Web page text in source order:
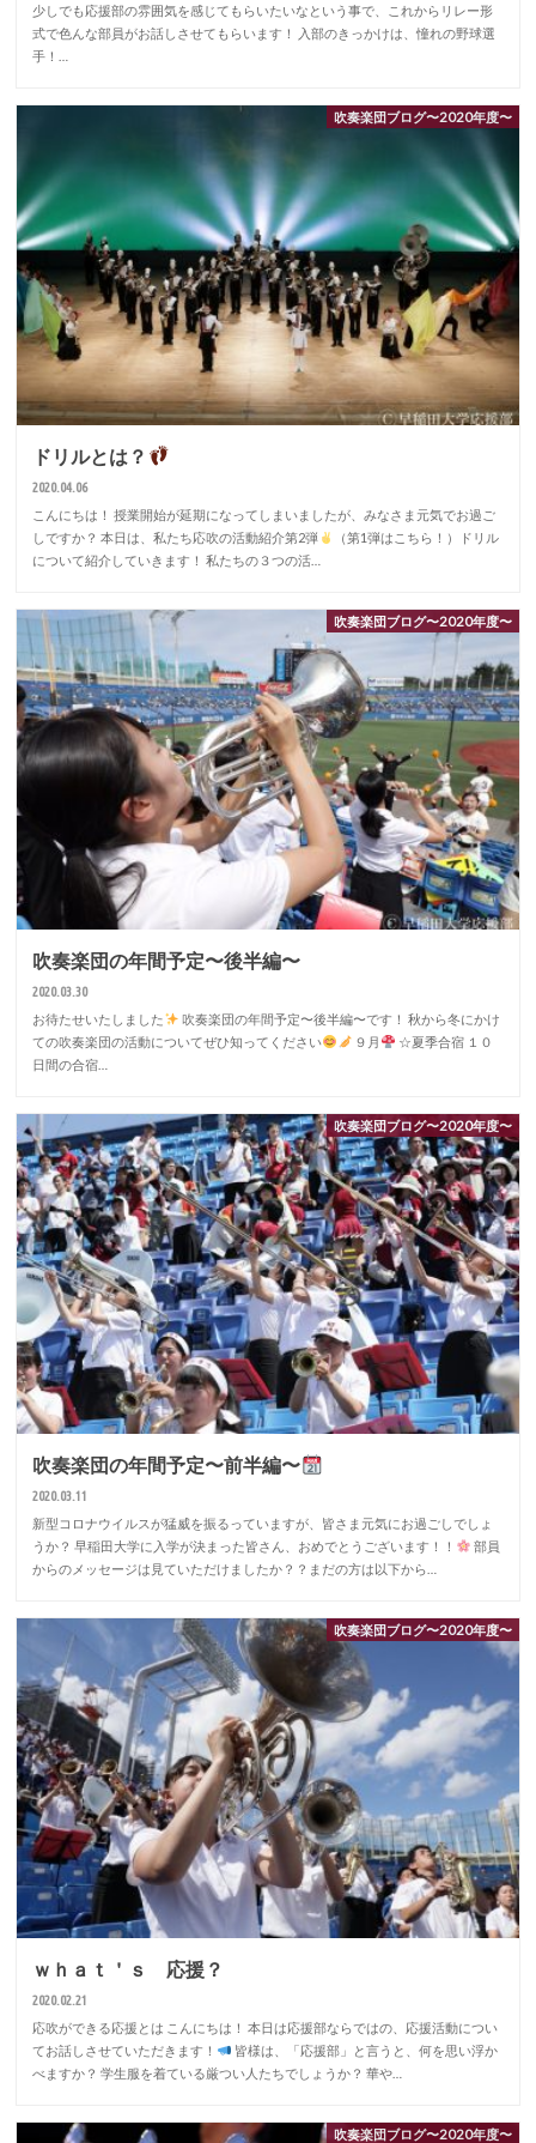
少しでも応援部の雰囲気を感じてもらいたいなという事で、これからリレー形
式で色んな部員がお話しさせてもらいます！ 入部のきっかけは、憧れの野球選
手！…
吹奏楽団ブログ〜2020年度〜
ドリルとは？
2020.04.06
こんにちは！ 授業開始が延期になってしまいましたが、みなさま元気でお過ご
しですか？ 本日は、私たち応吹の活動紹介第2弾
（第1弾はこちら！）ドリル
について紹介していきます！ 私たちの３つの活…
吹奏楽団ブログ〜2020年度〜
吹奏楽団の年間予定〜後半編〜
2020.03.30
お待たせいたしました
吹奏楽団の年間予定〜後半編〜です！ 秋から冬にかけ
ての吹奏楽団の活動についてぜひ知ってください
９月
☆夏季合宿 １０
日間の合宿…
吹奏楽団ブログ〜2020年度〜
吹奏楽団の年間予定〜前半編〜
2020.03.11
新型コロナウイルスが猛威を振るっていますが、皆さま元気にお過ごしでしょ
うか？ 早稲田大学に入学が決まった皆さん、おめでとうございます！！
部員
からのメッセージは見ていただけましたか？？まだの方は以下から…
吹奏楽団ブログ〜2020年度〜
ｗｈａｔ＇ｓ 応援？
2020.02.21
応吹ができる応援とは こんにちは！ 本日は応援部ならではの、応援活動につい
てお話しさせていただきます！
皆様は、「応援部」と言うと、何を思い浮か
べますか？ 学生服を着ている厳つい人たちでしょうか？ 華や…
吹奏楽団ブログ〜2020年度〜